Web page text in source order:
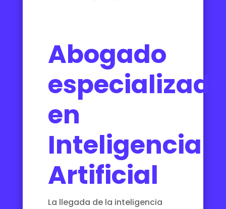
Abogado
especializado
en
Inteligencia
Artificial
La llegada de la inteligencia